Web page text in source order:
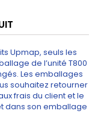
Upmap, seuls les
de l’unité T800
Les emballages
souhaitez retourner
frais du client et le
dans son emballage